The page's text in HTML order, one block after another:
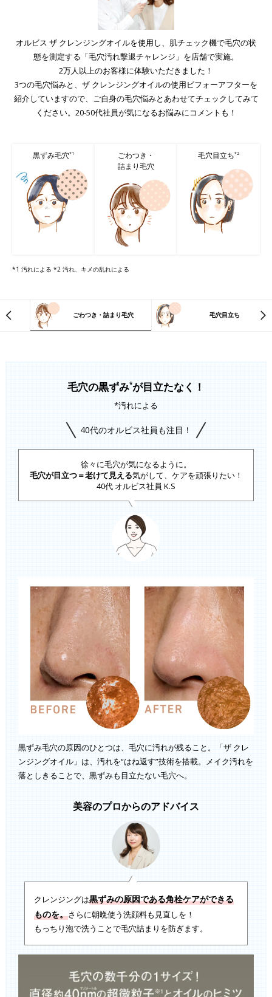
オルビス ザ クレンジングオイルを使用し、肌チェック機で毛穴の状
態を測定する「毛穴汚れ撃退チャレンジ」を店舗で実施。
2万人以上のお客様に体験いただきました！
3つの毛穴悩みと、ザ クレンジングオイルの使用ビフォーアフターを
紹介していますので、ご自身の毛穴悩みとあわせてチェックしてみて
ください。20-50代社員が気になるお悩みにコメントも！
黒ずみ毛穴*1
ごわつき・
詰まり毛穴
毛穴目立ち*2
*1 汚れによる *2 汚れ、キメの乱れによる
ごわつき・詰まり毛穴 毛穴目立ち
毛穴の黒ずみ*が目立たなく！
*汚れによる
40代のオルビス社員も注目！
徐々に毛穴が気になるように。
毛穴が目立つ＝老けて見える気がして、ケアを頑張りたい！
40代 オルビス社員 K.S
黒ずみ毛穴の原因のひとつは、毛穴に汚れが残ること。「ザ クレ
ンジングオイル」は、汚れを“はね返す”技術を搭載。メイク汚れを
落としきることで、黒ずみも目立たない毛穴へ。
美容のプロからのアドバイス
クレンジングは黒ずみの原因である角栓ケアができる
ものを。さらに朝晩使う洗顔料も見直しを！
もっちり泡で洗うことで毛穴詰まりを防ぎます。